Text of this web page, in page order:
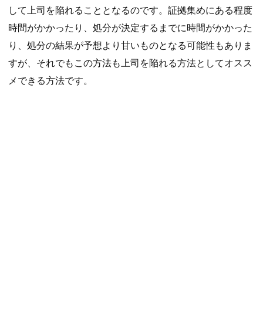
して上司を陥れることとなるのです。証拠集めにある程度
時間がかかったり、処分が決定するまでに時間がかかった
り、処分の結果が予想より甘いものとなる可能性もありま
すが、それでもこの方法も上司を陥れる方法としてオスス
メできる方法です。